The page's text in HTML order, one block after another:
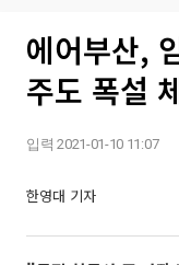
에어부산,
주도 폭설
입력 2021-01-10 11:07
한영대 기자